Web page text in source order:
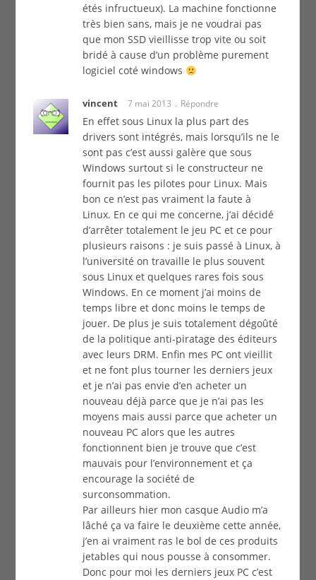
étés infructueux). La machine fonctionne
très bien sans, mais je ne voudrai pas
que mon SSD vieillisse trop vite ou soit
bridé à cause d’un problème purement
logiciel coté windows
vincent 7 mai 2013 Répondre
En effet sous Linux la plus part des
drivers sont intégrés, mais lorsqu’ils ne le
sont pas c’est aussi galère que sous
Windows surtout si le constructeur ne
fournit pas les pilotes pour Linux. Mais
bon ce n’est pas vraiment la faute à
Linux. En ce qui me concerne, j’ai décidé
d’arrêter totalement le jeu PC et ce pour
plusieurs raisons : je suis passé à Linux, à
l’université on travaille le plus souvent
sous Linux et quelques rares fois sous
Windows. En ce moment j’ai moins de
temps libre et donc moins le temps de
jouer. De plus je suis totalement dégoûté
de la politique anti-piratage des éditeurs
avec leurs DRM. Enfin mes PC ont vieillit
et ne font plus tourner les derniers jeux
et je n’ai pas envie d’en acheter un
nouveau déjà parce que je n’ai pas les
moyens mais aussi parce que acheter un
nouveau PC alors que les autres
fonctionnent bien je trouve que c’est
mauvais pour l’environnement et ça
encourage la société de
surconsommation.
Par ailleurs hier mon casque Audio m’a
lâché ça va faire le deuxième cette année,
j’en ai vraiment ras le bol de ces produits
jetables qui nous pousse à consommer.
Donc pour moi les derniers jeux PC c’est